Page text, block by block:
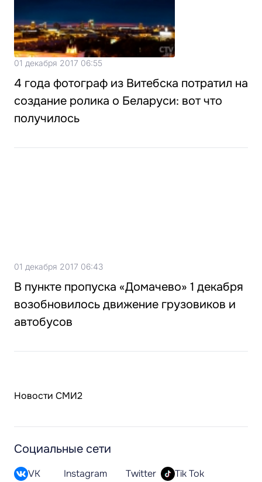
01 декабря 2017 06:55
4 года фотограф из Витебска потратил на
создание ролика о Беларуси: вот что
получилось
01 декабря 2017 06:43
В пункте пропуска «Домачево» 1 декабря
возобновилось движение грузовиков и
автобусов
Новости СМИ2
Социальные сети
VK Instagram Twitter
Tik Tok